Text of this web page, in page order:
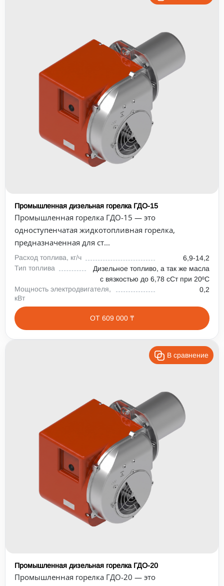
Промышленная дизельная горелка ГДО-15
Промышленная горелка ГДО-15 — это
одноступенчатая жидкотопливная горелка,
предназначенная для ст...
Расход топлива, кг/ч
6,9-14,2
Тип топлива
Дизельное топливо, а так же масла
с вязкостью до 6,78 сСт при 20⁰С
Мощность электродвигателя,
кВт
0,2
ОТ 609 000 ₸
В сравнение
Промышленная дизельная горелка ГДО-20
Промышленная горелка ГДО-20 — это